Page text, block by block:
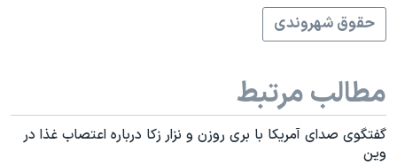
حقوق شهروندی
مطالب مرتبط
گفتگوی صدای آمریکا با بری روزن و نزار زکا درباره اعتصاب غذا در
وین